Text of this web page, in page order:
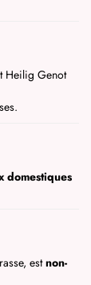
Heilig Genot
domestiques
estnon-